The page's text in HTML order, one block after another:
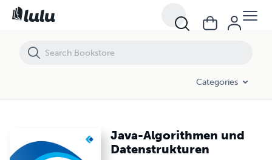
Categories
Java-Algorithmen und
Datenstrukturen
Java-Algorithmen und Datenstrukturen